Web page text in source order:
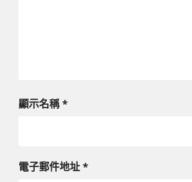
顯示名稱*
電子郵件地址 *